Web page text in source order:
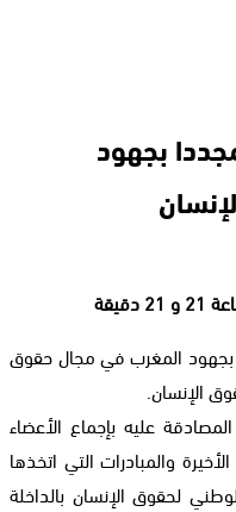
بجهود
بجهود المغرب في مجال حقوق
الإنسان.
، الذي تمت المصادقة عليه بإجماع الأعضاء
الأخيرة والمبادرات التي اتخذها
لحقوق الإنسان بالداخلة